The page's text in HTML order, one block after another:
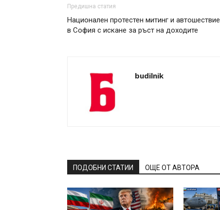
Предишна статия
Национален протестен митинг и автошествие
в София с искане за ръст на доходите
budilnik
ПОДОБНИ СТАТИИ ОЩЕ ОТ АВТОРА